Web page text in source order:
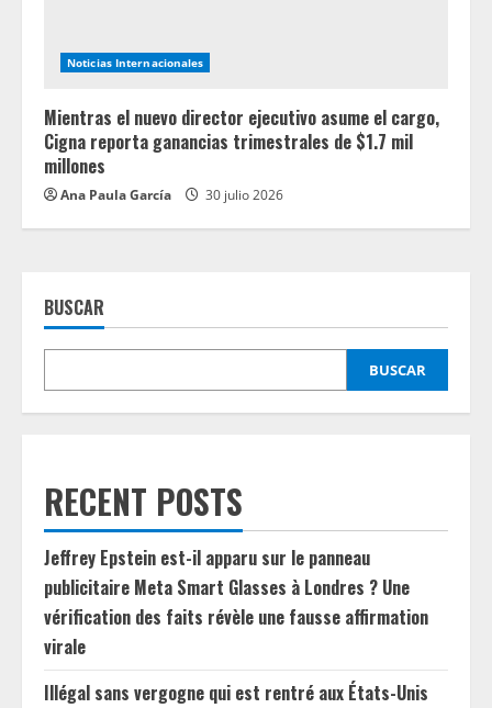
Noticias Internacionales
Mientras el nuevo director ejecutivo asume el cargo,
Cigna reporta ganancias trimestrales de $1.7 mil
millones
Ana Paula García 30 julio 2026
BUSCAR
BUSCAR
RECENT POSTS
Jeffrey Epstein est-il apparu sur le panneau
publicitaire Meta Smart Glasses à Londres ? Une
vérification des faits révèle une fausse affirmation
virale
Illégal sans vergogne qui est rentré aux États-Unis